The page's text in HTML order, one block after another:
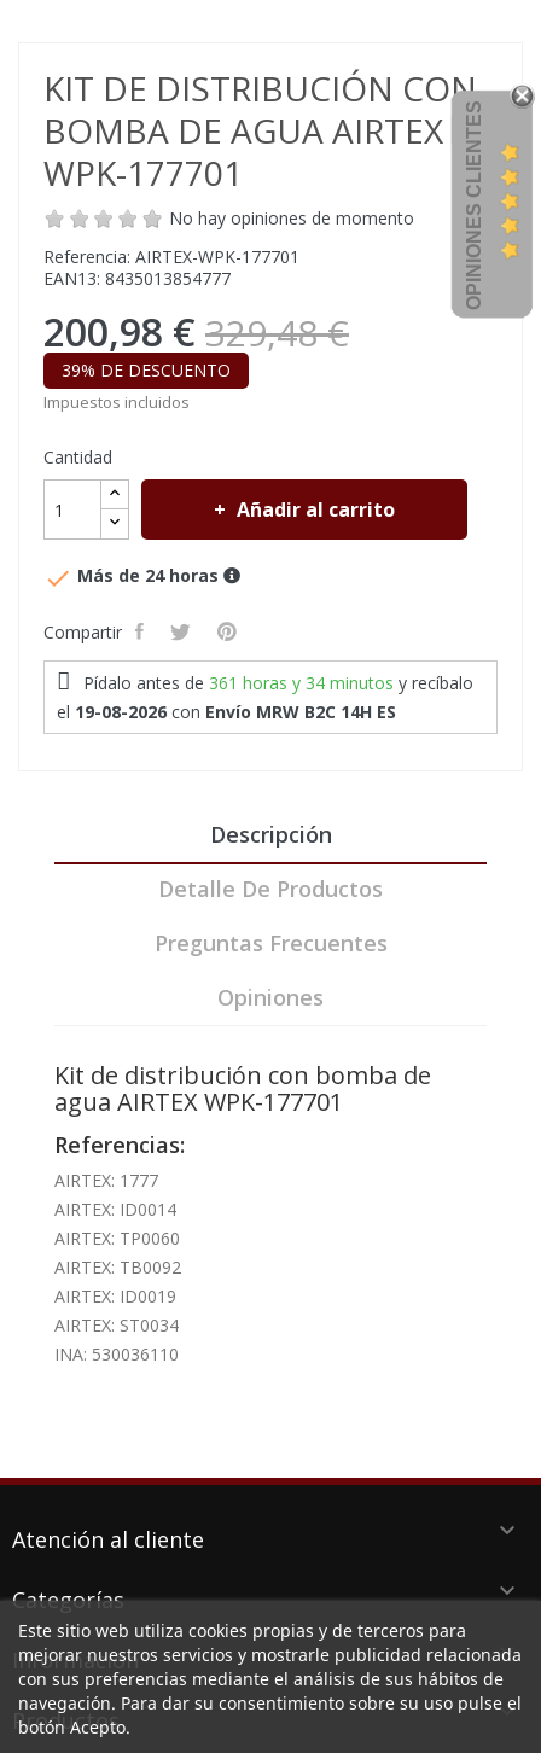
KIT DE DISTRIBUCIÓN CON
BOMBA DE AGUA AIRTEX
WPK-177701
No hay opiniones de momento
Referencia: AIRTEX-WPK-177701
EAN13: 8435013854777
200,98 € 329,48 €
39% DE DESCUENTO
Impuestos incluidos
Cantidad
Añadir al carrito
 Más de 24 horas
Compartir
Pídalo antes de 361 horas y 34 minutos y recíbalo
el 19-08-2026 con Envío MRW B2C 14H ES
Descripción
Detalle De Productos
Preguntas Frecuentes
Opiniones
Kit de distribución con bomba de
agua AIRTEX WPK-177701
Referencias:
AIRTEX: 1777
AIRTEX: ID0014
AIRTEX: TP0060
AIRTEX: TB0092
AIRTEX: ID0019
AIRTEX: ST0034
INA: 530036110
Atención al cliente keyboard_arrow_down
Categorías keyboard_arrow_down
Información keyboard_arrow_down
Productos keyboard_arrow_down
Este sitio web utiliza cookies propias y de terceros para
mejorar nuestros servicios y mostrarle publicidad relacionada
con sus preferencias mediante el análisis de sus hábitos de
navegación. Para dar su consentimiento sobre su uso pulse el
botón Acepto.
OPINIONES CLIENTES